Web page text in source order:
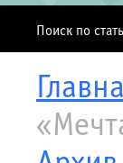
Поиск по